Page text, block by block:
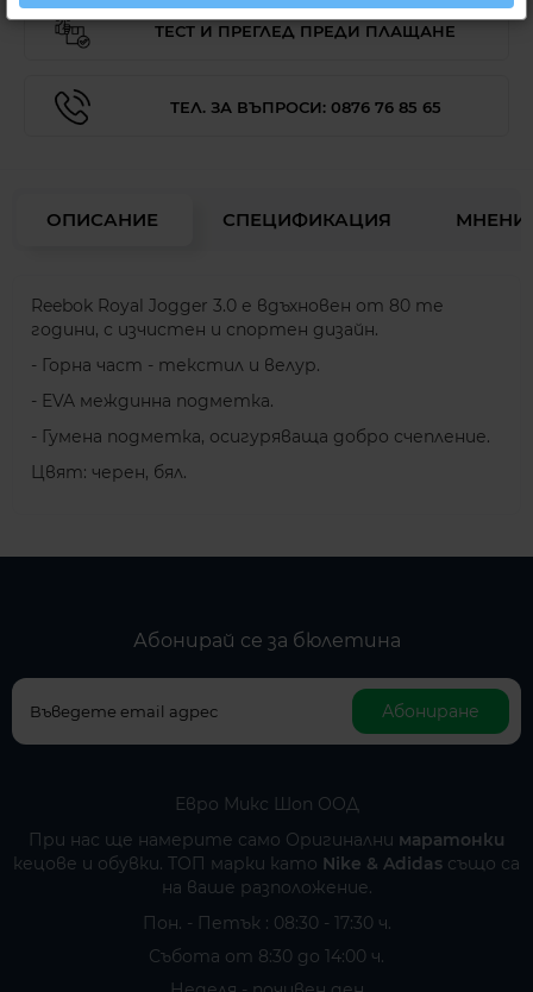
ТЕСТ И ПРЕГЛЕД ПРЕДИ ПЛАЩАНЕ
ТЕЛ. ЗА ВЪПРОСИ: 0876 76 85 65
ОПИСАНИЕ СПЕЦИФИКАЦИЯ
Reebok Royal Jogger 3.0 е вдъхновен от 80 те
години, с изчистен и спортен дизайн.
- Горна част - текстил и велур.
- EVA междинна подметка.
- Гумена подметка, осигуряваща добро счепление.
Цвят: черен, бял.
Абонирай се за бюлетина
Абониране
Евро Микс Шоп ООД
При нас ще намерите само Оригинални маратонки
кецове и обувки. ТОП марки като Nike & Adidas също са
на ваше разположение.
Пон. - Петък : 08:30 - 17:30 ч.
Събота от 8:30 до 14:00 ч.